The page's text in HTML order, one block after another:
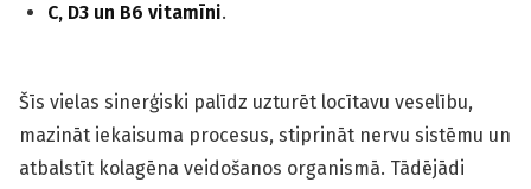
C, D3 un B6 vitamīni.
Šīs vielas sinerģiski palīdz uzturēt locītavu veselību,
mazināt iekaisuma procesus, stiprināt nervu sistēmu un
atbalstīt kolagēna veidošanos organismā. Tādējādi